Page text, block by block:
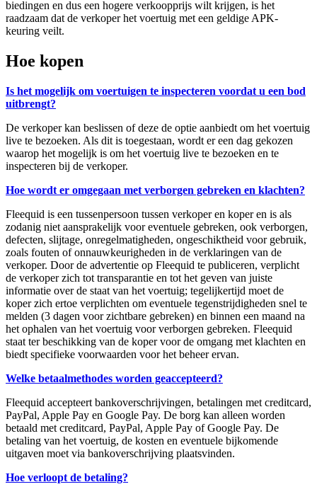
biedingen en dus een hogere verkoopprijs wilt krijgen, is het
raadzaam dat de verkoper het voertuig met een geldige APK-
keuring veilt.
Hoe kopen
Is het mogelijk om voertuigen te inspecteren voordat u een bod
uitbrengt?
De verkoper kan beslissen of deze de optie aanbiedt om het voertuig
live te bezoeken. Als dit is toegestaan, wordt er een dag gekozen
waarop het mogelijk is om het voertuig live te bezoeken en te
inspecteren bij de verkoper.
Hoe wordt er omgegaan met verborgen gebreken en klachten?
Fleequid is een tussenpersoon tussen verkoper en koper en is als
zodanig niet aansprakelijk voor eventuele gebreken, ook verborgen,
defecten, slijtage, onregelmatigheden, ongeschiktheid voor gebruik,
zoals fouten of onnauwkeurigheden in de verklaringen van de
verkoper. Door de advertentie op Fleequid te publiceren, verplicht
de verkoper zich tot transparantie en tot het geven van juiste
informatie over de staat van het voertuig; tegelijkertijd moet de
koper zich ertoe verplichten om eventuele tegenstrijdigheden snel te
melden (3 dagen voor zichtbare gebreken) en binnen een maand na
het ophalen van het voertuig voor verborgen gebreken. Fleequid
staat ter beschikking van de koper voor de omgang met klachten en
biedt specifieke voorwaarden voor het beheer ervan.
Welke betaalmethodes worden geaccepteerd?
Fleequid accepteert bankoverschrijvingen, betalingen met creditcard,
PayPal, Apple Pay en Google Pay. De borg kan alleen worden
betaald met creditcard, PayPal, Apple Pay of Google Pay. De
betaling van het voertuig, de kosten en eventuele bijkomende
uitgaven moet via bankoverschrijving plaatsvinden.
Hoe verloopt de betaling?